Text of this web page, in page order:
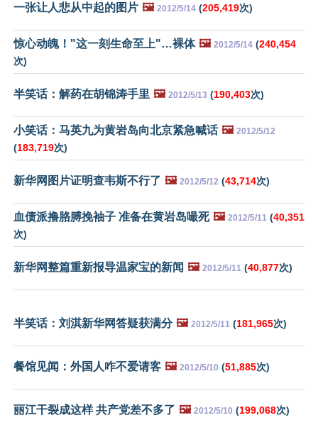
一张让人悲从中起的图片 🖼️ 2012/5/14 (205,419次)
惊心动魄！"这一刻生命至上"…裸体 🖼️ 2012/5/14 (240,454
次)
半笑话：解药在胡锦涛手里 🖼️ 2012/5/13 (190,403次)
小笑话：马英九为黄岩岛向北京紧急喊话 🖼️ 2012/5/12
(183,719次)
新华网图片证明查韦斯不行了 🖼️ 2012/5/12 (43,714次)
血债派撸胳膊挽袖子 准备在黄岩岛嘬死 🖼️ 2012/5/11 (40,351
次)
新华网整篇重新报导温家宝的新闻 🖼️ 2012/5/11 (40,877次)
半笑话：刘淇新华网答疑获满分 🖼️ 2012/5/11 (181,965次)
餐馆见闻：外国人咋不爱请客 🖼️ 2012/5/10 (51,885次)
丽江干裂成这样 共产党差不多了 🖼️ 2012/5/10 (199,068次)